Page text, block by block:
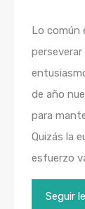
Lo común
de año
para
Quizás la
esfuerzo
Seguir